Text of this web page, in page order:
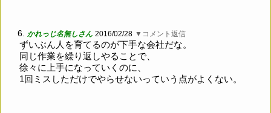
6. かれっじ名無しさん 2016/02/28 ▼コメント返信
ずいぶん人を育てるのが下手な会社だな。
同じ作業を繰り返しやることで、
徐々に上手になっていくのに、
1回ミスしただけでやらせないっていう点がよくない。